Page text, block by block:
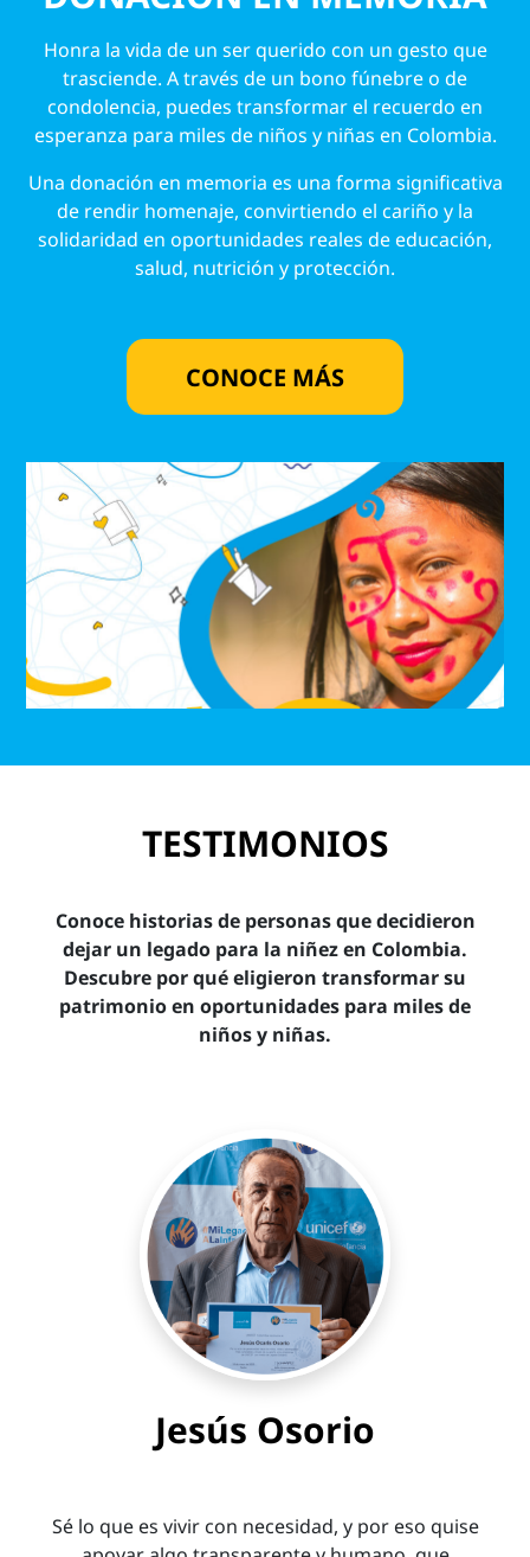
Honra la vida de un ser querido con un gesto que
trasciende. A través de un bono fúnebre o de
condolencia, puedes transformar el recuerdo en
esperanza para miles de niños y niñas en Colombia.
Una donación en memoria es una forma significativa
de rendir homenaje, convirtiendo el cariño y la
solidaridad en oportunidades reales de educación,
salud, nutrición y protección.
CONOCE MÁS
TESTIMONIOS
Conoce historias de personas que decidieron
dejar un legado para la niñez en Colombia.
Descubre por qué eligieron transformar su
patrimonio en oportunidades para miles de
niños y niñas.
Jesús Osorio
Sé lo que es vivir con necesidad, y por eso quise